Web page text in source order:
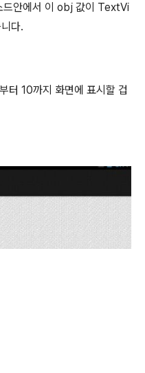
안에서 이 obj 값이 TextVi
다.
터 10까지 화면에 표시할 겁